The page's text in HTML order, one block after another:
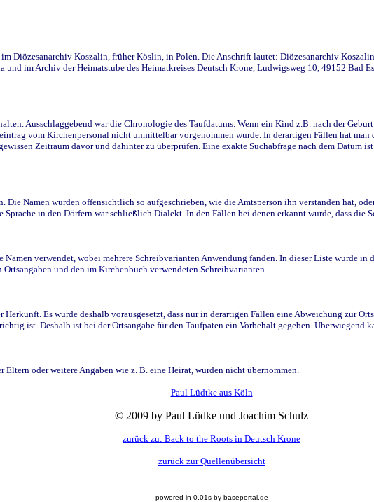
Diözesanarchiv Koszalin, früher Köslin, in Polen. Die Anschrift lautet: Diözesanarchiv
und im Archiv der Heimatstube des Heimatkreises Deutsch Krone, Ludwigsweg 10, 49152 Bad
Ausschlaggebend war die Chronologie des Taufdatums. Wenn ein Kind z.B. nach der
vom Kirchenpersonal nicht unmittelbar vorgenommen wurde. In derartigen Fällen hat
Zeitraum davor und dahinter zu überprüfen. Eine exakte Suchabfrage nach dem Datum
Namen wurden offensichtlich so aufgeschrieben, wie die Amtsperson ihn verstanden hat,
in den Dörfern war schließlich Dialekt. In den Fällen bei denen erkannt wurde, dass
verwendet, wobei mehrere Schreibvarianten Anwendung fanden. In dieser Liste wurde in
und den im Kirchenbuch verwendeten Schreibvarianten.
Es wurde deshalb vorausgesetzt, dass nur in derartigen Fällen eine Abweichung zur
ist. Deshalb ist bei der Ortsangabe für den Taufpaten ein Vorbehalt gegeben. Überwiegend
oder weitere Angaben wie z. B. eine Heirat, wurden nicht übernommen.
Paul Lüdtke aus Köln
© 2009 by Paul Lüdke und Joachim Schulz
zurück zu: Back to the Roots in Deutsch Krone
zurück zur Quellenübersicht
powered in 0.01s by baseportal.de